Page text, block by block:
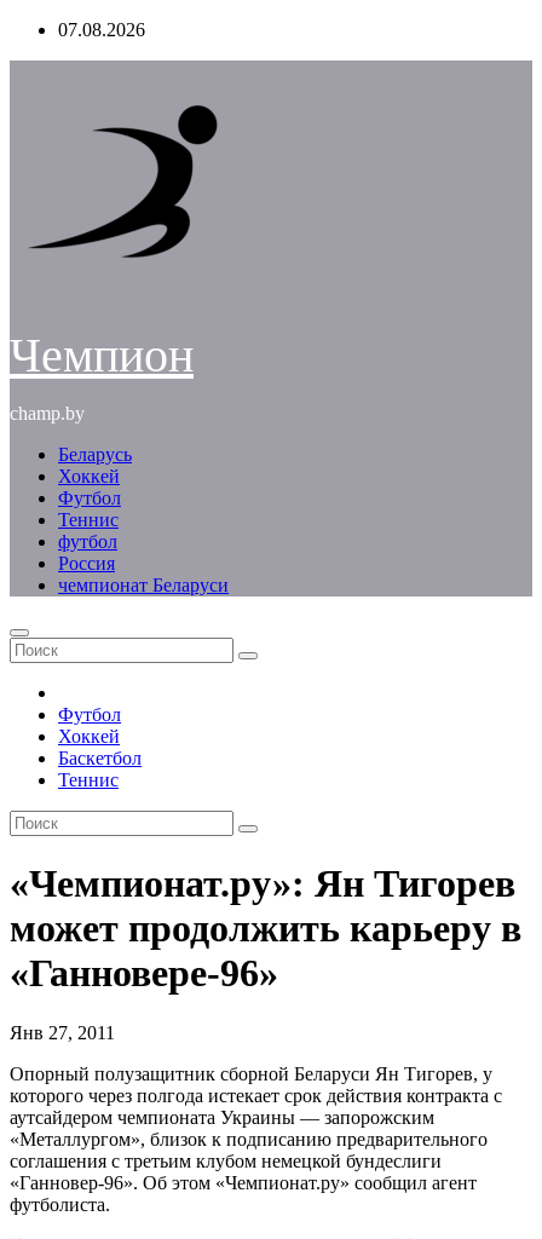
Перейти07.08.2026
Чемпион
champ.by
Беларусь
Хоккей
Футбол
Теннис
футбол
Россия
чемпионат Беларуси
Футбол
Хоккей
Баскетбол
Теннис
«Чемпионат.ру»: Ян Тигорев
может продолжить карьеру в
«Ганновере-96»
Янв 27, 2011
Опорный полузащитник сборной Беларуси Ян Тигорев, у
которого через полгода истекает срок действия контракта с
аутсайдером чемпионата Украины — запорожским
«Металлургом», близок к подписанию предварительного
соглашения с третьим клубом немецкой бундеслиги
«Ганновер-96». Об этом «Чемпионат.ру» сообщил агент
футболиста.